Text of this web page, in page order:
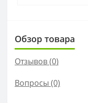
Обзор товара
Отзывов (0)
Вопросы (0)